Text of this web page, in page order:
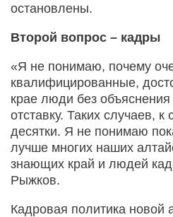
остановлены.
Второй вопрос – кадры
«Я не понимаю, почему
квалифицированные,
крае люди без
отставку. Таких случаев,
десятки. Я не понимаю
лучше многих наших
знающих край и людей
Рыжков.
Кадровая политика новой